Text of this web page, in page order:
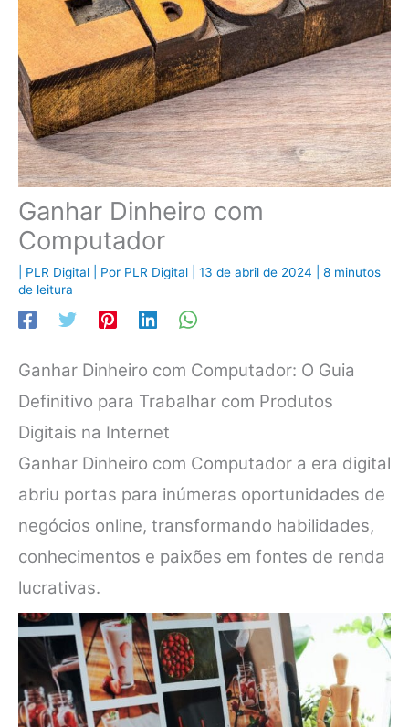
Ganhar Dinheiro com
Computador
PLR Digital | Por PLR Digital 13 de abril de 2024
8 minutos
de leitura
Ganhar Dinheiro com Computador: O Guia
Definitivo para Trabalhar com Produtos
Digitais na Internet
Ganhar Dinheiro com Computador a era digital
abriu portas para inúmeras oportunidades de
negócios online, transformando habilidades,
conhecimentos e paixões em fontes de renda
lucrativas.